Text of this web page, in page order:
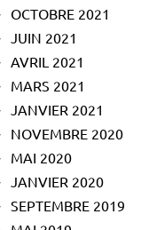
OCTOBRE 2021
JUIN 2021
AVRIL 2021
MARS 2021
JANVIER 2021
NOVEMBRE 2020
MAI 2020
JANVIER 2020
SEPTEMBRE 2019